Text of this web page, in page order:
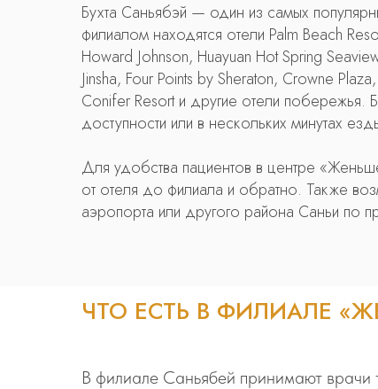
Бухта Саньябэй — один из самых
филиалом находятся отели Palm Beach
Howard Johnson, Huayuan Hot Spring
Jinsha, Four Points by Sheraton, Crowne
Conifer Resort и другие отели побережья.
доступности или в нескольких минутах
Для удобства пациентов в центре
от отеля до филиала и обратно. Также
аэропорта или другого района Саньи по
ЧТО ЕСТЬ В ФИЛИАЛЕ
В филиале Саньябей принимают врачи